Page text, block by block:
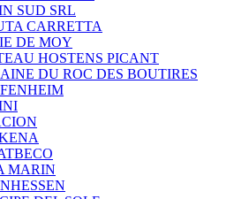
SUD SRL
CARRETTA
DE MOY
HOSTENS PICANT
DU ROC DES BOUTIRES
MARIN